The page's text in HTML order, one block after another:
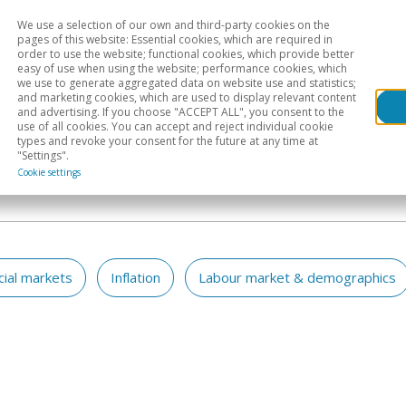
Sectoral analysis Geographical areas
We use a selection of our own and third-party cookies on the
pages of this website: Essential cookies, which are required in
order to use the website; functional cookies, which provide better
easy of use when using the website; performance cookies, which
we use to generate aggregated data on website use and statistics;
and marketing cookies, which are used to display relevant content
and advertising. If you choose "ACCEPT ALL", you consent to the
use of all cookies. You can accept and reject individual cookie
types and revoke your consent for the future at any time at
"Settings".
Cookie settings
markets Inflation Labour market & demographics